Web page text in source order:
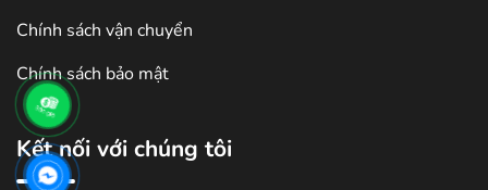
Chính sách vận chuyển
Chính sách bảo mật
Kết nối với chúng tôi